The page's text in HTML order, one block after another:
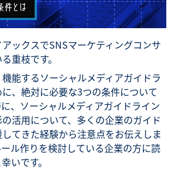
ックスでSNSマーケティングコンサ
重枝です。
能するソーシャルメディアガイドラ
、絶対に必要な3つの条件について
、ソーシャルメディアガイドライン
活用について、多くの企業のガイド
てきた経験から注意点をお伝えしま
ル作りを検討している企業の方に読
いです。